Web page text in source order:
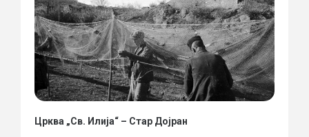
Црква „Св. Илија“ – Стар Дојран